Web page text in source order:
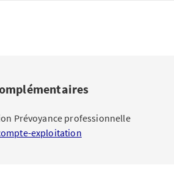
Prévoyance professionnelle
exploitation